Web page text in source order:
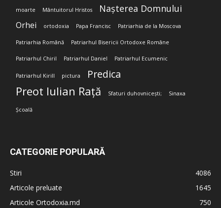
moarte Mântuitorul Hristos Nașterea Domnului
Orhei ortodoxia Papa Francisc Patriarhia de la Moscova
Patriarhia Română Patriarhul Bisericii Ortodoxe Române
Patriarhul Chiril Patriarhul Daniel Patriarhul Ecumenic
Patriarhul Kirill pictura Predica
Preot Iulian Rață Sfaturi duhovnicești; Sinaxa
Școală
CATEGORIE POPULARĂ
Stiri
4086
Articole preluate
1645
Articole Ortodoxia.md
750